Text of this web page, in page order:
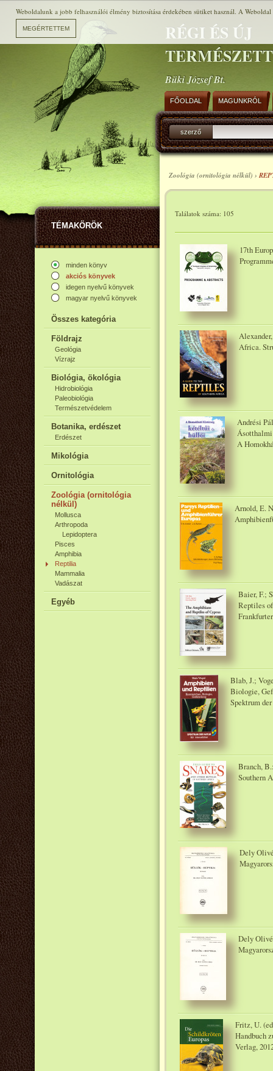
RÉGI ÉS ÚJ
Büki József Bt.
TÉMAKÖRÖK
minden könyv
akciós könyvek
idegen nyelvű könyvek
magyar nyelvű könyvek
Összes kategória
Földrajz
Geológia
Vízrajz
Biológia, ökológia
Hidrobiológia
Paleobiológia
Természetvédelem
Botanika, erdészet
Erdészet
Mikológia
Ornitológia
Zoológia (ornitológia
nélkül)
Mollusca
Arthropoda
Lepidoptera
Pisces
Amphibia
Reptilia
Mammalia
Vadászat
Egyéb
FŐOLDAL MAGUNKRÓL
szerző
Zoológia (ornitológia nélkül) ›
Találatok száma: 105
17th
Africa.
Andrési
A
Arnold, E.
Baier, F.;
Reptiles
Blab, J.;
Biologie,
Spektrum
Branch,
Southern
Dely
Dely
Fritz, U.
Handbuch
Verlag,
Weboldalunk a jobb felhasználói élmény biztosítása érdekében sütiket használ. A